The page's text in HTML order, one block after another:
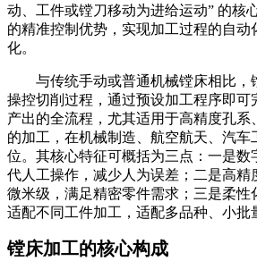
动、工件或镗刀移动为进给运动” 的核
的精准控制优势，实现加工过程的自动
化。
与传统手动或普通机械镗床相比，
操控切削过程，通过预设加工程序即可
产出的全流程，尤其适用于高精度孔系
的加工，在机械制造、航空航天、汽车
位。其核心特征可概括为三点：一是数
代人工操作，减少人为误差；二是高精
微米级，满足精密零件需求；三是柔性
适配不同工件加工，适配多品种、小批
镗床加工的核心构成